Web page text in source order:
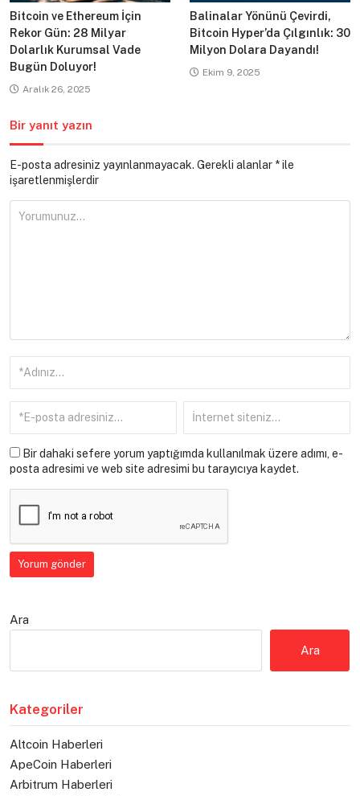
Bitcoin ve Ethereum İçin
Rekor Gün: 28 Milyar
Dolarlık Kurumsal Vade
Bugün Doluyor!
Aralık 26, 2025
Balinalar Yönünü Çevirdi,
Bitcoin Hyper’da Çılgınlık: 30
Milyon Dolara Dayandı!
Ekim 9, 2025
Bir yanıt yazın
E-posta adresiniz yayınlanmayacak. Gerekli alanlar *ile
işaretlenmişlerdir
Bir dahaki sefere yorum yaptığımda kullanılmak üzere adımı, e-
posta adresimi ve web site adresimi bu tarayıcıya kaydet.
Ara
Ara
Kategoriler
Altcoin Haberleri
ApeCoin Haberleri
Arbitrum Haberleri